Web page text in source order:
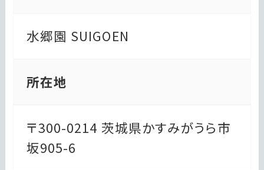
水郷園 SUIGOEN
所在地
〒300-0214 茨城県かすみがうら市
坂905-6